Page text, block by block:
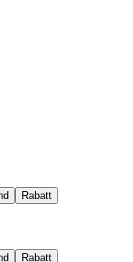
Rabatt
Rabatt